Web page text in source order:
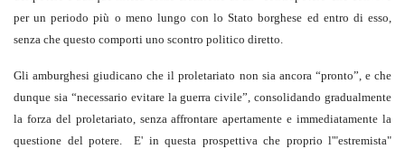
per un periodo più o meno lungo con lo Stato borghese ed entro di esso,
senza che questo comporti uno scontro politico diretto.
Gli amburghesi giudicano che il proletariato non sia ancora “pronto”, e che
dunque sia “necessario evitare la guerra civile”, consolidando gradualmente
la forza del proletariato, senza affrontare apertamente e immediatamente la
questione del potere. E' in questa prospettiva che proprio l'"estremista"